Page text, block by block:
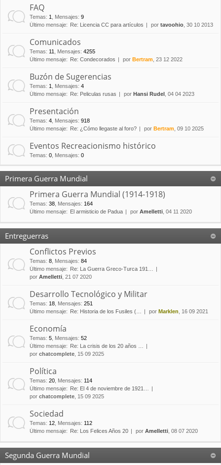
FAQ
Temas: 1 Mensajes: 9
Último mensaje:
Re: Licencia CC para artículos por tavoohio , 30 10 2013
Comunicados
Temas: 11 Mensajes: 4255
Último mensaje:
Re: Condecorados por Bertram , 23 12 2022
Buzón de Sugerencias
Temas: 1 Mensajes: 4
Último mensaje:
Re: Peliculas rusas por Hansi Rudel , 04 04 2023
Presentación
Temas: 4 Mensajes: 918
Último mensaje:
Re: ¿Cómo llegaste al foro? por Bertram , 09 10 2025
Eventos Recreacionismo histórico
Temas: 0 Mensajes: 0
Primera Guerra Mundial
Primera Guerra Mundial (1914-1918)
Temas: 38 Mensajes: 164
Último mensaje:
El armisticio de Padua por Amelletti , 04 11 2020
Entreguerras
Conflictos Previos
Temas: 8 Mensajes: 84
Último mensaje:
Re: La Guerra Greco-Turca 191…
por Amelletti , 21 07 2020
Desarrollo Tecnológico y Militar
Temas: 18 Mensajes: 251
Último mensaje:
Re: Historia de los Fusiles (… por Marklen , 16 09 2021
Economía
Temas: 5 Mensajes: 52
Último mensaje:
Re: La crisis de los 20 años …
por chatcomplete , 15 09 2025
Política
Temas: 20 Mensajes: 114
Último mensaje:
Re: El 4 de noviembre de 1921…
por chatcomplete , 15 09 2025
Sociedad
Temas: 12 Mensajes: 112
Último mensaje:
Re: Los Felices Años 20 por Amelletti , 08 07 2020
Segunda Guerra Mundial